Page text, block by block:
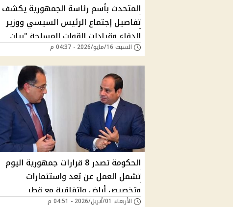
المتحدث بأسم رئاسة الجمهورية يكشف
تفاصيل إجتماع الرئيس السيسي ووزير
الدفاع وقيادات القوات المسلحة "بيان
رسمي"
السبت 16/مايو/2026 - 04:37 م
الحكومة تصدر 8 قرارات جمهورية اليوم
تشمل العمل عن بُعد واستثمارات
وتخصيص أراضٍ واتفاقية مع قطر
الأربعاء 01/أبريل/2026 - 04:51 م